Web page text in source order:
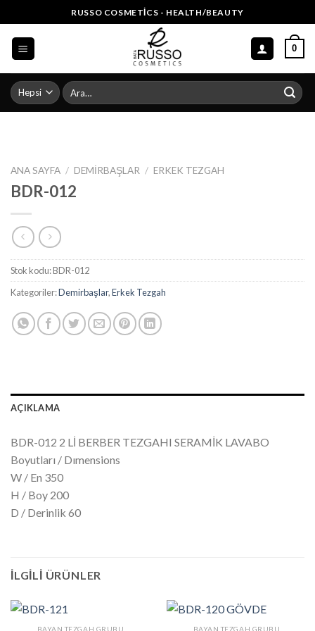
to
content
RUSSO COSMETICS - HEALTH/BEAUTY
0
Ara:
ANA SAYFA / DEMIRBAŞLAR / ERKEK TEZGAH
BDR-012
Stok kodu:BDR-012
Kategoriler:Demirbaşlar,Erkek Tezgah
AÇIKLAMA
BDR-012 2 Lİ BERBER TEZGAHI SERAMİK LAVABO
Boyutları / Dımensions
W / En 350
H / Boy 200
D / Derinlik 60
İLGILI ÜRÜNLER
BAYAN TEZGAH GRUBU BAYAN TEZGAH GRUBU